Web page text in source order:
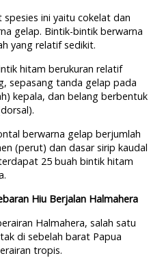
ini yaitu cokelat dan
gelap. Bintik-bintik berwarna
yang relatif sedikit.
hitam berukuran relatif
sepasang tanda gelap pada
kepala, dan belang berbentuk
berwarna gelap berjumlah
(perut) dan dasar sirip kaudal
25 buah bintik hitam
Hiu Berjalan Halmahera
Halmahera, salah satu
di sebelah barat Papua
tropis.